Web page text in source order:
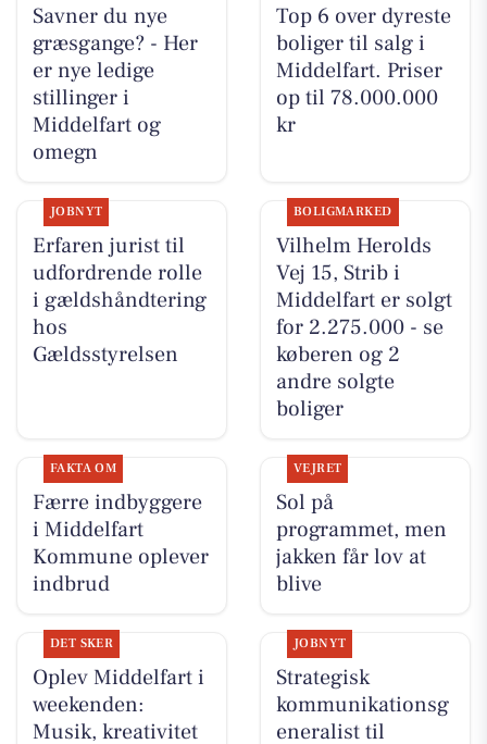
Savner du nye
græsgange? - Her
er nye ledige
stillinger i
Middelfart og
omegn
Top 6 over dyreste
boliger til salg i
Middelfart. Priser
op til 78.000.000
kr
JOBNYT
Erfaren jurist til
udfordrende rolle
i gældshåndtering
hos
Gældsstyrelsen
BOLIGMARKED
Vilhelm Herolds
Vej 15, Strib i
Middelfart er solgt
for 2.275.000 - se
køberen og 2
andre solgte
boliger
FAKTA OM
Færre indbyggere
i Middelfart
Kommune oplever
indbrud
VEJRET
Sol på
programmet, men
jakken får lov at
blive
DET SKER
Oplev Middelfart i
weekenden:
Musik, kreativitet
JOBNYT
Strategisk
kommunikationsg
eneralist til